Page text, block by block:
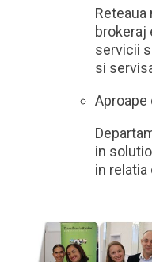
brokeraj
servicii
si
Aproape
in
in